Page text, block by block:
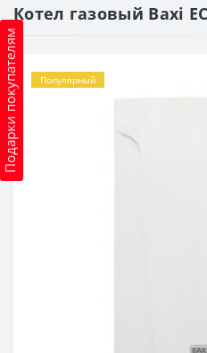
Подарки покупателям
Котел газовый Baxi
Популярный